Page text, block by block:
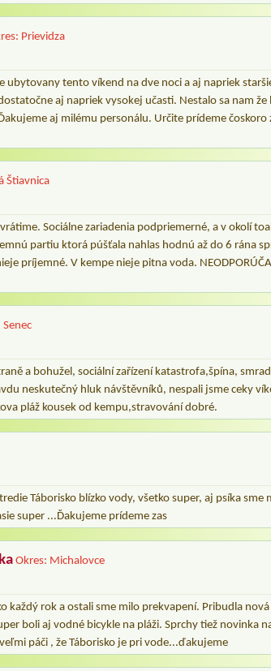
Prievidza
ubytovany tento víkend na dve noci a aj napriek
aj napriek vysokej učasti. Nestalo sa nam
aj milému personálu. Určite prídeme čoskoro
Štiavnica
Sociálne zariadenia podpriemerné, a v okolí
partiu ktorá púšťala nahlas hodnú až do 6 rána
príjemné. V kempe nieje pitna voda.
Senec
a bohužel, sociální zařízení katastrofa,špína,
neskutečný hluk návštěvníků, nespali jsme ceky
pláž kousek od kempu,stravování dobré.
Táborisko blízko vody, všetko super, aj psíka sme
super ...Ďakujeme prídeme zas
Okres: Michalovce
každý rok a ostali sme milo prekvapení. Pribudla
boli aj vodné bicykle na pláži. Sprchy tiež novinka
páči , že Táborisko je pri vode...ďakujeme